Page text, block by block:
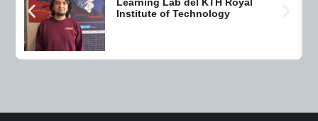
Institute of Technology